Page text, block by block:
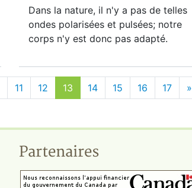
Dans la nature, il n'y a pas de telles
ondes polarisées et pulsées; notre
corps n'y est donc pas adapté.
11 12 13 14 15 16 17 »
Partenaires